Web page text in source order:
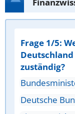
Frage 1/5:
zuständig?
Deutsche